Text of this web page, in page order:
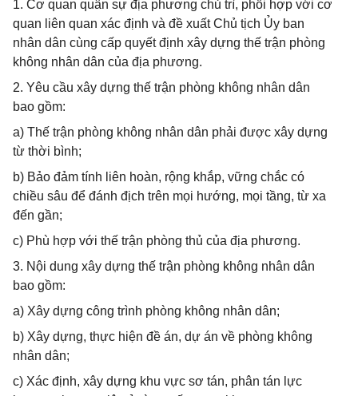
1. Cơ quan quân sự địa phương chủ trì, phối hợp với cơ
quan liên quan xác định và đề xuất Chủ tịch Ủy ban
nhân dân cùng cấp quyết định xây dựng thế trận phòng
không nhân dân của địa phương.
2. Yêu cầu xây dựng thế trận phòng không nhân dân
bao gồm:
a) Thế trận phòng không nhân dân phải được xây dựng
từ thời bình;
b) Bảo đảm tính liên hoàn, rộng khắp, vững chắc có
chiều sâu để đánh địch trên mọi hướng, mọi tầng, từ xa
đến gần;
c) Phù hợp với thế trận phòng thủ của địa phương.
3. Nội dung xây dựng thế trận phòng không nhân dân
bao gồm:
a) Xây dựng công trình phòng không nhân dân;
b) Xây dựng, thực hiện đề án, dự án về phòng không
nhân dân;
c) Xác định, xây dựng khu vực sơ tán, phân tán lực